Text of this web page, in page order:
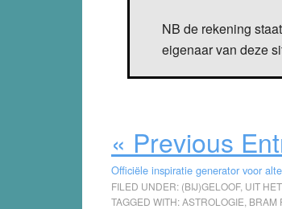
NB de rekening
eigenaar van deze
« Previous
Officiële inspiratie generator voor
FILED UNDER: (BIJ)GELOOF, UIT
TAGGED WITH:ASTROLOGIE BRAM